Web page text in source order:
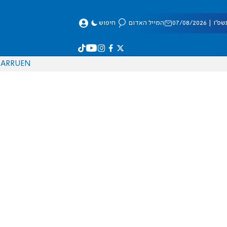
08/2026 המייל האדום חיפוש
EN
RU
AR